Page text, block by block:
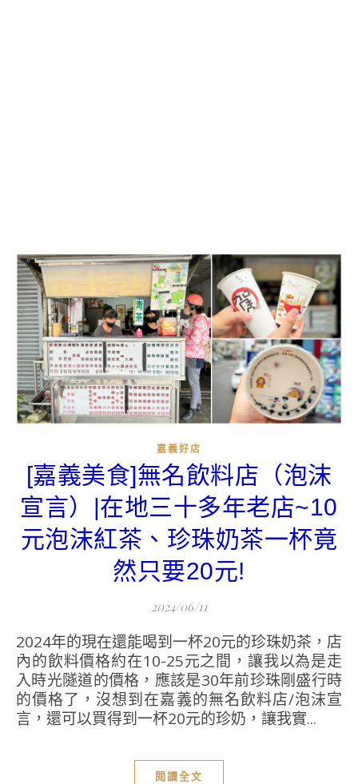
嘉義好店
[嘉義美食]無名飲料店（泡沫
宣言）|在地三十多年老店~10
元泡沫紅茶、珍珠奶茶一杯竟
然只要20元!
2024/06/11
2024年的現在還能喝到一杯20元的珍珠奶茶，店
內的飲料價格約在10-25元之間，讓我以為是走
入時光隧道的價格，應該是30年前珍珠剛盛行時
的價格了，沒想到在嘉義的無名飲料店/泡沫宣
言，還可以買得到一杯20元的珍奶，讓我實...
閱讀全文